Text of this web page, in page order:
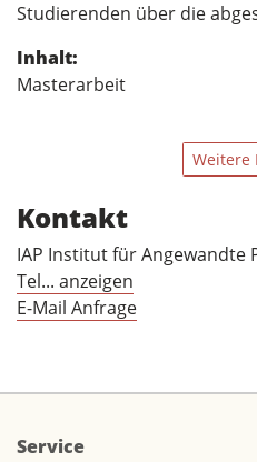
Studierenden über die
Inhalt:
Masterarbeit
Weitere
Kontakt
IAP Institut für Angewandte
Tel... anzeigen
E-Mail Anfrage
Service